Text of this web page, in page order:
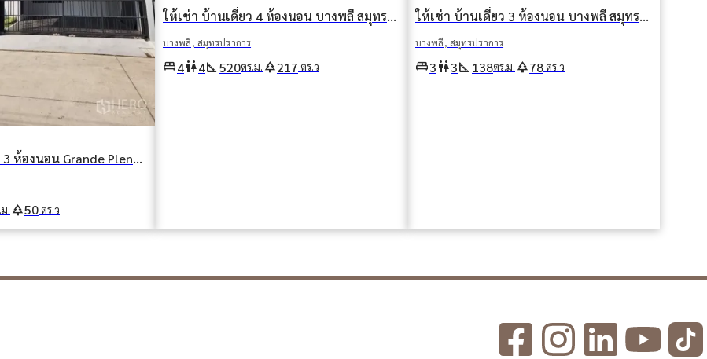
ให้เช่า บ้านเดี่ยว 3 ห้องนอน Grande Pleno Sukhumvit-Bangna (แกรนด์ เพลโน สุขุมวิท-บางนา) บางแก้ว บางพลี สมุทรปราการ
. park50 ตร.ว
ให้เช่า บ้านเดี่ยว 4 ห้องนอน บางพลี สมุทรปราการ
บางพลี, สมุทรปราการ
king_bed4wc4square_foot520ตร.ม. park217 ตร.ว
ให้เช่า บ้านเดี่ยว 3 ห้องนอน บางพลี สมุทรปราการ
บางพลี, สมุทรปราการ
king_bed3wc3square_foot 138ตร.ม. park78 ตร.ว